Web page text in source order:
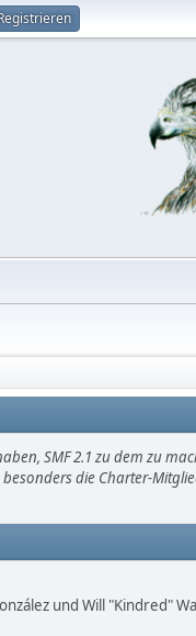
SMF 2.1 zu dem zu
die Charter-
und Will "Kindred"